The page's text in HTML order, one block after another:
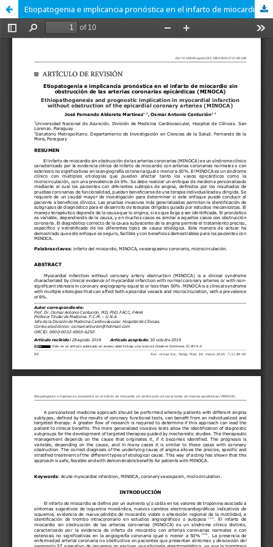
Etiopatogenia e implicancia pronóstica en el infarto de miocardio sin obstrucción de las arterias coronarias epicárdicas (MINOCA)